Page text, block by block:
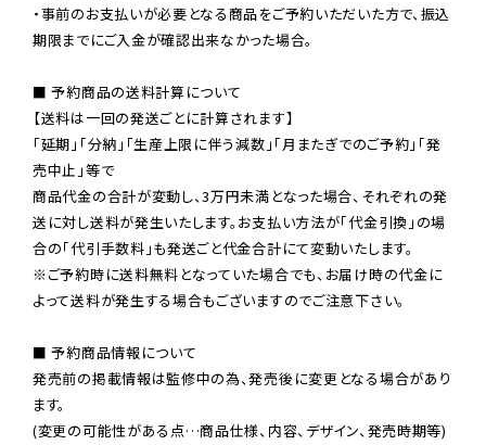
・事前のお支払いが必要となる商品をご予約いただいた方で、振込
期限までにご入金が確認出来なかった場合。
■ 予約商品の送料計算について
【送料は一回の発送ごとに計算されます】
「延期」「分納」「生産上限に伴う減数」「月またぎでのご予約」「発
売中止」等で
商品代金の合計が変動し、3万円未満となった場合、それぞれの発
送に対し送料が発生いたします。お支払い方法が「代金引換」の場
※ご予約時に送料無料となっていた場合でも、お届け時の代金に
よって送料が発生する場合もございますのでご注意下さい。
■ 予約商品情報について
発売前の掲載情報は監修中の為、発売後に変更となる場合があり
ます。
(変更の可能性がある点…商品仕様、内容、デザイン、発売時期等)